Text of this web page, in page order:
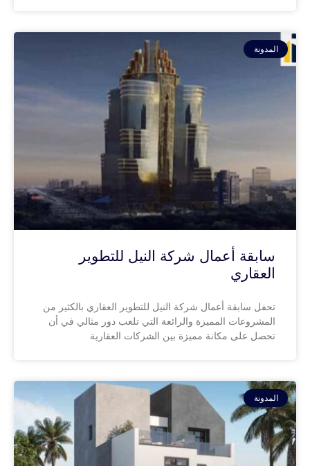
المدونة
سابقة أعمال شركة النيل للتطوير
العقاري
تحفل سابقة أعمال شركة النيل للتطوير العقاري بالكثير من
المشروعات المميزة والرائعة التي تلعب دور مثالي في أن
تحصل على مكانة مميزة بين الشركات العقارية
المدونة